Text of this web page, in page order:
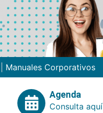
Manuales Corporativos
Agenda
Consulta aquí